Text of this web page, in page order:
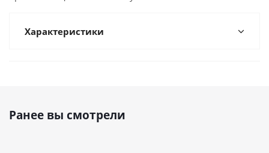
Характеристики
Ранее вы смотрели